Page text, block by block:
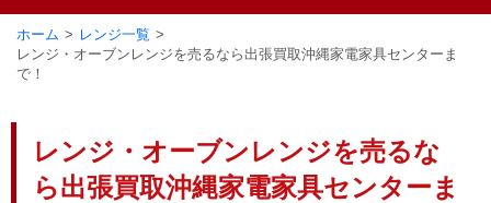
ホーム
レンジ一覧
レンジ・オーブンレンジを売るなら出張買取沖縄家電家具センターま
で！
レンジ・オーブンレンジを売るな
ら出張買取沖縄家電家具センターま